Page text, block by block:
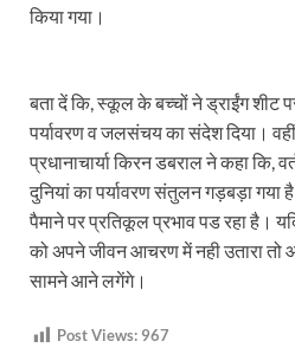
किया गया।
बता दें कि, स्कूल के बच्चों ने ड्राईंग शीट
पर्यावरण व जलसंचय का संदेश दिया।
प्रधानाचार्या किरन डबराल ने कहा कि,
दुनियां का पर्यावरण संतुलन गड़बड़ा गया
पैमाने पर प्रतिकूल प्रभाव पड रहा है।
को अपने जीवन आचरण में नही उतारा
सामने आने लगेंगे।
Post Views: 967